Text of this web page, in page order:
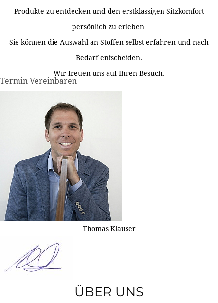
Produkte zu entdecken und den erstklassigen Sitzkomfort
persönlich zu erleben.
Sie können die Auswahl an Stoffen selbst erfahren und nach
Bedarf entscheiden.
Wir freuen uns auf Ihren Besuch.
Termin Vereinbaren
Thomas Klauser
ÜBER UNS